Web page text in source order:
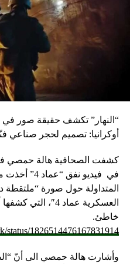
أوكرانيا: تصميم لحجر صناعي
كشفت الصحافية هالة حمصي في
في فيديو
نفق “عماد
المتداولة حول صورة “ملتقطة
العسكرية عماد 4″،
خاطئ.
status/1826514476167831914
وأشارت هالة حمصي الى أنّ